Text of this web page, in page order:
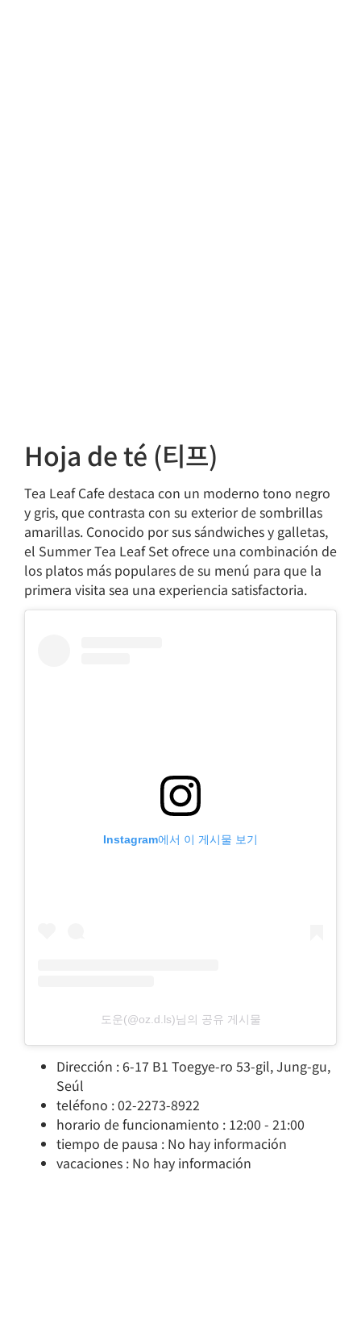
Hoja de té (티프)
Tea Leaf Cafe destaca con un moderno tono negro
y gris, que contrasta con su exterior de sombrillas
amarillas. Conocido por sus sándwiches y galletas,
el Summer Tea Leaf Set ofrece una combinación de
los platos más populares de su menú para que la
primera visita sea una experiencia satisfactoria.
Instagram에서 이 게시물 보기
도운(@oz.d.ls)님의 공유 게시물
Dirección : 6-17 B1 Toegye-ro 53-gil, Jung-gu,
Seúl
teléfono : 02-2273-8922
horario de funcionamiento : 12:00 - 21:00
tiempo de pausa : No hay información
vacaciones : No hay información